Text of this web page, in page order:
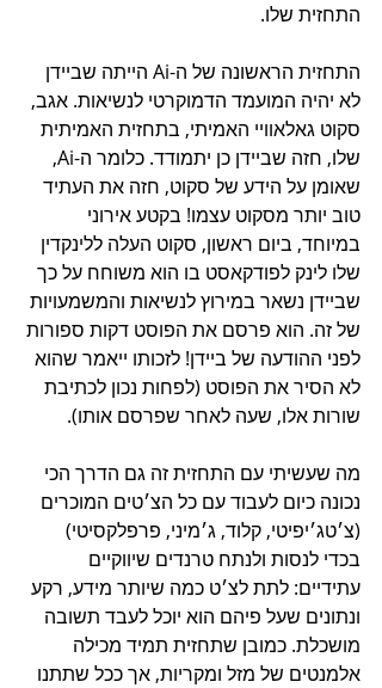
התחזית שלו.
התחזית הראשונה של ה-Ai הייתה שביידן
לא יהיה המועמד הדמוקרטי לנשיאות. אגב,
סקוט גאלאוויי האמיתי, בתחזית האמיתית
שלו, חזה שביידן כן יתמודד. כלומר ה-Ai,
שאומן על הידע של סקוט, חזה את העתיד
טוב יותר מסקוט עצמו! בקטע אירוני
במיוחד, ביום ראשון, סקוט העלה ללינקדין
שלו לינק לפודקאסט בו הוא משוחח על כך
שביידן נשאר במירוץ לנשיאות והמשמעויות
של זה. הוא פרסם את הפוסט דקות ספורות
לפני ההודעה של ביידן! לזכותו ייאמר שהוא
לא הסיר את הפוסט (לפחות נכון לכתיבת
שורות אלו, שעה לאחר שפרסם אותו).
מה שעשיתי עם התחזית זה גם הדרך הכי
נכונה כיום לעבוד עם כל הצ׳טים המוכרים
(צ׳טג׳יפיטי, קלוד, ג׳מיני, פרפלקסיטי)
בכדי לנסות ולנתח טרנדים שיווקיים
עתידיים: לתת לצ׳ט כמה שיותר מידע, רקע
ונתונים שעל פיהם הוא יוכל לעבד תשובה
מושכלת. כמובן שתחזית תמיד מכילה
אלמנטים של מזל ומקריות, אך ככל שתתנו